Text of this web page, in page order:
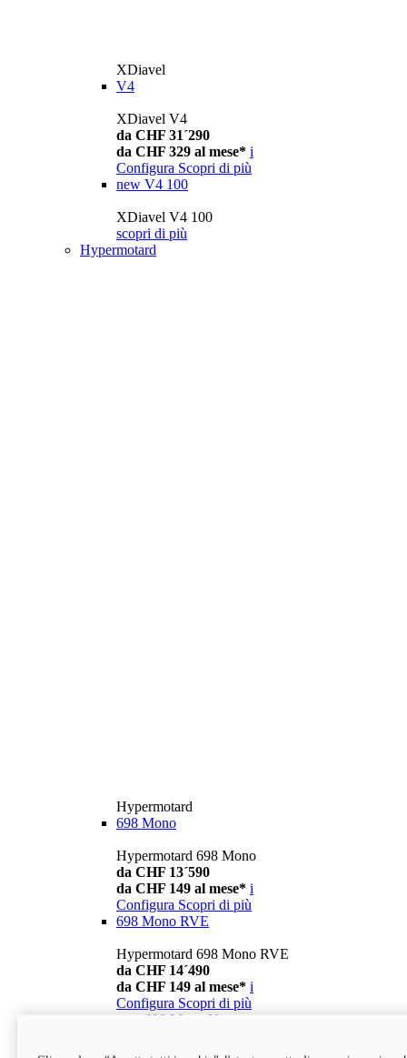
XDiavel
V4
XDiavel V4
da CHF 31´290
da CHF 329 al mese* i
Configura Scopri di più
new V4 100
XDiavel V4 100
scopri di più
Hypermotard
Hypermotard
698 Mono
Hypermotard 698 Mono
da CHF 13´590
da CHF 149 al mese* i
Configura Scopri di più
698 Mono RVE
Hypermotard 698 Mono RVE
da CHF 14´490
da CHF 149 al mese* i
Configura Scopri di più
698 Mono Nera
Hypermotard 698 Mono Nera